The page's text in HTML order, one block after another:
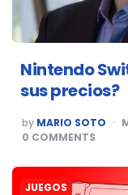
Nintendo
sus precios?
POSTED
BY
by MARIO SOTO
0 COMMENTS
JUEGOS